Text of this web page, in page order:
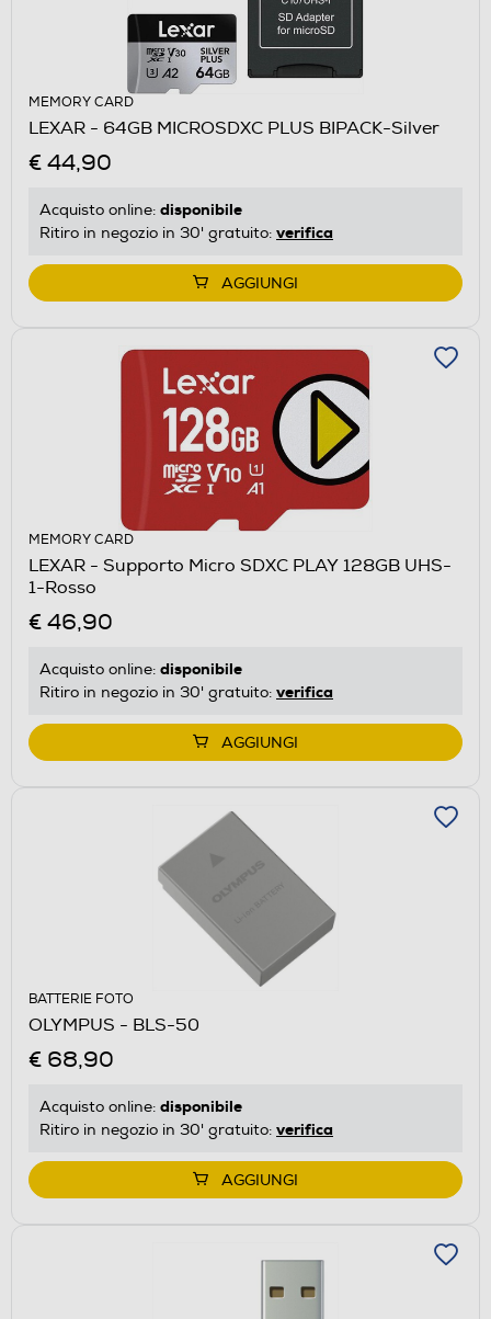
MEMORY CARD
LEXAR - 64GB MICROSDXC PLUS BIPACK-Silver
€ 44,90
Acquisto online: disponibile
Ritiro in negozio in 30' gratuito: verifica
AGGIUNGI
MEMORY CARD
LEXAR - Supporto Micro SDXC PLAY 128GB UHS-
1-Rosso
€ 46,90
Acquisto online: disponibile
Ritiro in negozio in 30' gratuito: verifica
AGGIUNGI
BATTERIE FOTO
OLYMPUS - BLS-50
€ 68,90
Acquisto online: disponibile
Ritiro in negozio in 30' gratuito: verifica
AGGIUNGI